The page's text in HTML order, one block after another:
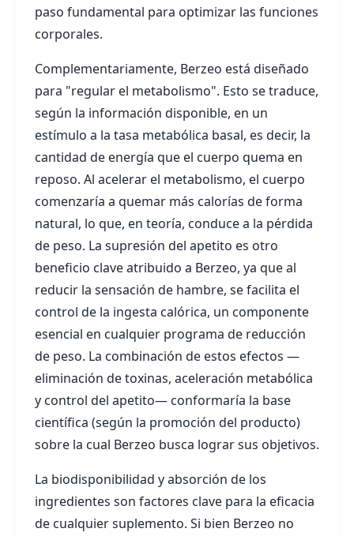
paso fundamental para optimizar las funciones
corporales.
Complementariamente, Berzeo está diseñado
para "regular el metabolismo". Esto se traduce,
según la información disponible, en un
estímulo a la tasa metabólica basal, es decir, la
cantidad de energía que el cuerpo quema en
reposo. Al acelerar el metabolismo, el cuerpo
comenzaría a quemar más calorías de forma
natural, lo que, en teoría, conduce a la pérdida
de peso. La supresión del apetito es otro
beneficio clave atribuido a Berzeo, ya que al
reducir la sensación de hambre, se facilita el
control de la ingesta calórica, un componente
esencial en cualquier programa de reducción
de peso. La combinación de estos efectos —
eliminación de toxinas, aceleración metabólica
y control del apetito— conformaría la base
científica (según la promoción del producto)
sobre la cual Berzeo busca lograr sus objetivos.
La biodisponibilidad y absorción de los
ingredientes son factores clave para la eficacia
de cualquier suplemento. Si bien Berzeo no